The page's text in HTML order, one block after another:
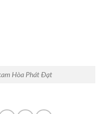
Hòa Phát Đạt